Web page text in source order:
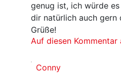
genug ist, ich würde
dir natürlich auch gern
Grüße!
Auf diesen
Conny